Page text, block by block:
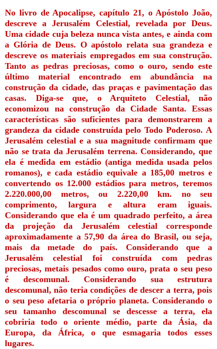
No livro de Apocalipse, capítulo 21, o Apóstolo João,
descreve a Jerusalém Celestial, revelada por Deus.
Uma cidade cuja beleza nunca vista antes, e ainda com
a Glória de Deus. O apóstolo relata sua grandeza e
descreve os materiais empregados em sua construção.
Tanto as pedras preciosas, como o ouro, sendo este
último material encontrado em abundância na
construção da cidade, das praças e pavimentação das
casas. Diga-se que, o Arquiteto Celestial, não
economizou na construção da Cidade Santa. Essas
características são suficientes para demonstrarem a
grandeza da cidade construída pelo Todo Poderoso. A
Jerusalém celestial e a sua magnitude confirmam que
não se trata da Jerusalém terrena. Considerando, que
ela é medida em estádio (antiga medida usada pelos
romanos), e cada estádio equivale a 185,00 metros e
convertendo os 12.000 estádios para metros, teremos
2.220.000,00 metros, ou 2.220,00 km. no seu
comprimento, largura e altura eram iguais.
Considerando que ela é um quadrado perfeito, a área
da projeção da Jerusalém celestial corresponde
aproximadamente a 57,90 da área do Brasil, ou seja,
mais da metade do país. Considerando que a
Jerusalém celestial foi construída com pedras
preciosas, metais pesados como ouro, prata o seu peso
é descomunal. Considerando sua estrutura
descomunal, não teria condições de descer a terra, pois
o seu peso afetaria o próprio planeta. Considerando o
seu tamanho descomunal se descesse a terra, ela
cobriria todo o oriente médio, parte da Ásia, da
Europa, da África, o que esmagaria todos esses
lugares.